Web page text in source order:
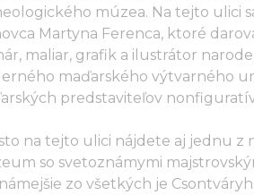
múzea. Na tejto ulici
Martyna Ferenca, ktoré
maliar, grafik a ilustrátor
maďarského výtvarného
predstaviteľov
na tejto ulici nájdete aj jednu z
so svetoznámymi
zo všetkých je